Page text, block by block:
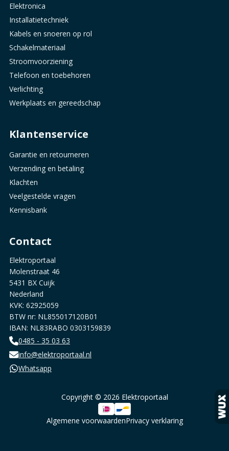
Elektronica
Installatietechniek
Kabels en snoeren op rol
Schakelmateriaal
Stroomvoorziening
Telefoon en toebehoren
Verlichting
Werkplaats en gereedschap
Klantenservice
Garantie en retourneren
Verzending en betaling
Klachten
Veelgestelde vragen
Kennisbank
Contact
Elektroportaal
Molenstraat 46
5431 BX Cuijk
Nederland
KVK: 62925059
BTW nr: NL855017120B01
IBAN: NL83RABO 0303159839
0485 - 35 03 63
info@elektroportaal.nl
Whatsapp
Copyright © 2026 Elektroportaal
Algemene voorwaardenPrivacy verklaring